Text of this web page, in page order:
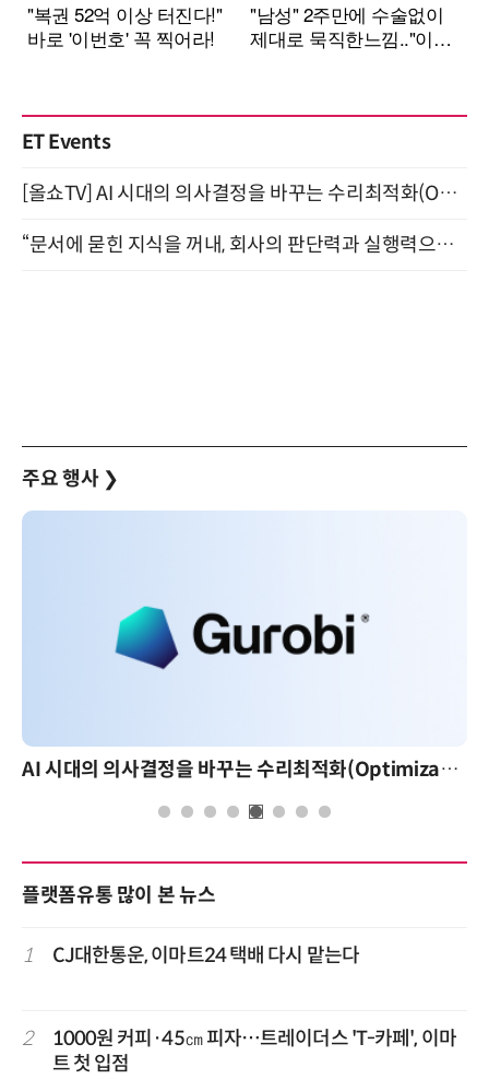
ET Events
[올쇼TV] AI 시대의 의사결정을 바꾸는 수리최적화(Optimization) 소개 (8/20 생방송)
“문서에 묻힌 지식을 꺼내, 회사의 판단력과 실행력으로 바꾸다” (8/20)
주요 행사 ❯
AI 시대의 의사결정을 바꾸는 수리최적화(Optimization): 실제 산업 적용 사례와 활용 전략
플랫폼유통 많이 본 뉴스
1 CJ대한통운, 이마트24 택배 다시 맡는다
2
1000원 커피·45㎝ 피자…트레이더스 'T-카페', 이마
트 첫 입점